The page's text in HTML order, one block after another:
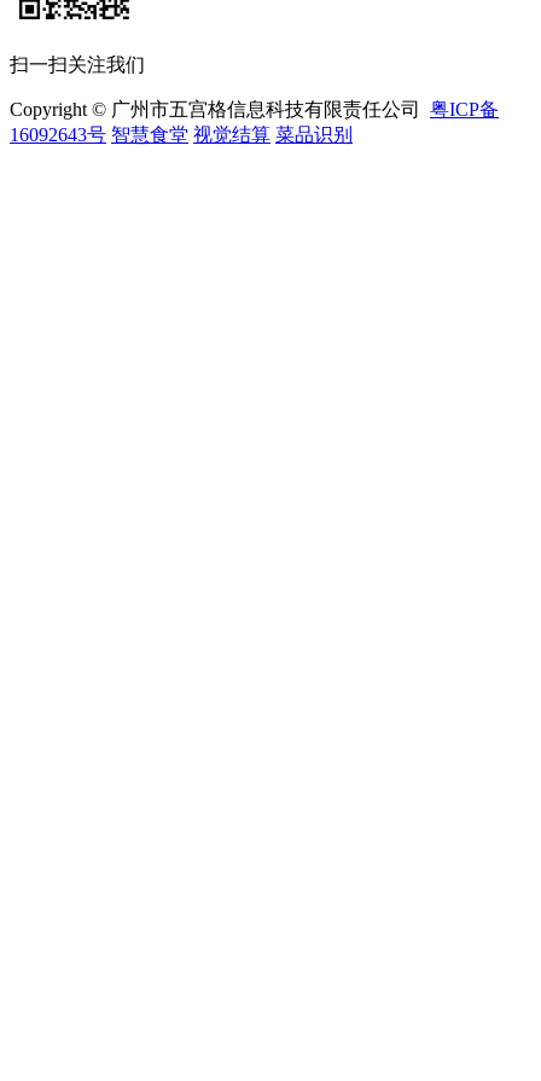
扫一扫关注我们
Copyright © 广州市五宫格信息科技有限责任公司 粤ICP备
16092643号 智慧食堂 视觉结算 菜品识别